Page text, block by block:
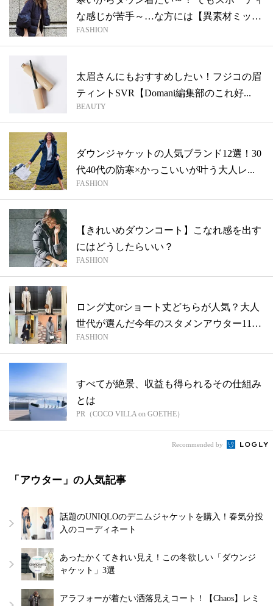
な感じが苦手～…な方には【異素材ミック
ス...
FASHION
太眉さんにもおすすめしたい！フジコの眉
ティントSVR【Domani編集部のこれ好...
BEAUTY
ダウンジャケットの人気ブランド12選！30
代40代の防寒×かっこいいが叶う大人レ...
FASHION
【きれいめダウンコート】こなれ感を出す
にはどうしたらいい？
FASHION
ロング丈orショート丈どちらが人気？大人
世代が選んだ今年のスタメンアウター11
連...
FASHION
すべてが絶景、収益も得られるその仕組み
とは
PR（COCO VILLA on GOETHE）
Recommended by
「アウター」の人気記事
話題のUNIQLOのデニムジャケットを購入！春気分投
入のコーディネート
あったかくてきれい見え！この冬欲しい「ダウンジ
ャケット」3選
アラフォーが着たい洒落見えコート！【Chaos】レミ